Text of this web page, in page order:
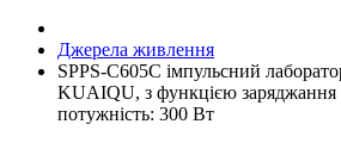
Джерела живлення
SPPS-C605С імпульсний
KUAIQU, з функцією
потужність: 300 Вт